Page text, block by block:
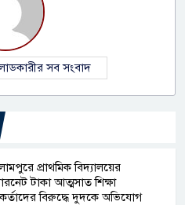
সব সংবাদ
প্রাথমিক বিদ্যালয়ের
টাকা আত্মসাত শিক্ষা
বিরুদ্ধে দুদকে অভিযোগ